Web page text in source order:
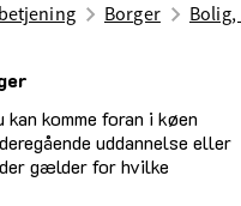
Borger
komme foran i køen
uddannelse eller
gælder for hvilke